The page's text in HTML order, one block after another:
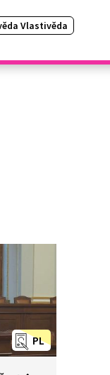
Vlastivěda
PL